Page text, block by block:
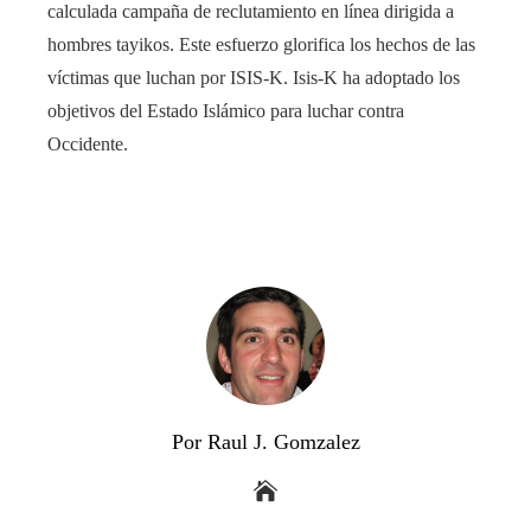
calculada campaña de reclutamiento en línea dirigida a
hombres tayikos. Este esfuerzo glorifica los hechos de las
víctimas que luchan por ISIS-K. Isis-K ha adoptado los
objetivos del Estado Islámico para luchar contra
Occidente.
Por Raul J. Gomzalez